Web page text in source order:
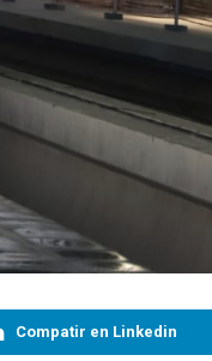
Compatir en Linkedin